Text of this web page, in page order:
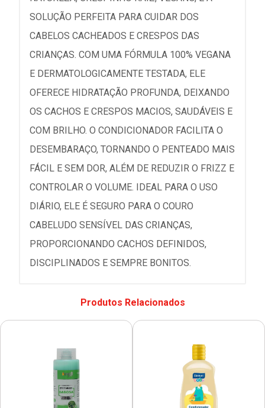
SOLUÇÃO PERFEITA PARA CUIDAR DOS
CABELOS CACHEADOS E CRESPOS DAS
CRIANÇAS. COM UMA FÓRMULA 100% VEGANA
E DERMATOLOGICAMENTE TESTADA, ELE
OFERECE HIDRATAÇÃO PROFUNDA, DEIXANDO
OS CACHOS E CRESPOS MACIOS, SAUDÁVEIS E
COM BRILHO. O CONDICIONADOR FACILITA O
DESEMBARAÇO, TORNANDO O PENTEADO MAIS
FÁCIL E SEM DOR, ALÉM DE REDUZIR O FRIZZ E
CONTROLAR O VOLUME. IDEAL PARA O USO
DIÁRIO, ELE É SEGURO PARA O COURO
CABELUDO SENSÍVEL DAS CRIANÇAS,
PROPORCIONANDO CACHOS DEFINIDOS,
DISCIPLINADOS E SEMPRE BONITOS.
Produtos Relacionados